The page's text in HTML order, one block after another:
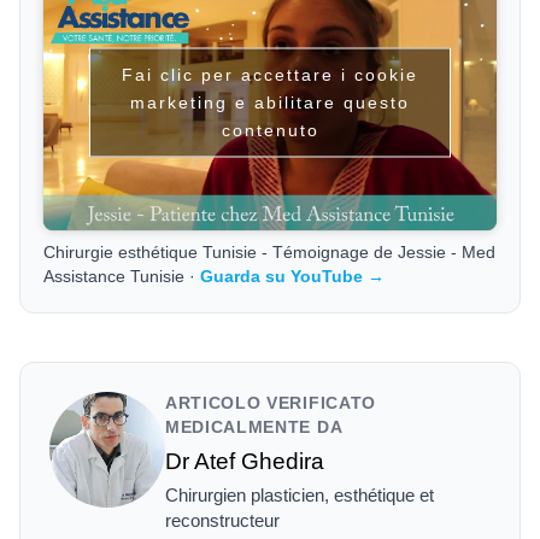
Fai clic per accettare i cookie
marketing e abilitare questo
contenuto
Chirurgie esthétique Tunisie - Témoignage de Jessie - Med
Assistance Tunisie ·Guarda su YouTube →
ARTICOLO VERIFICATO
MEDICALMENTE DA
Dr Atef Ghedira
Chirurgien plasticien, esthétique et
reconstructeur